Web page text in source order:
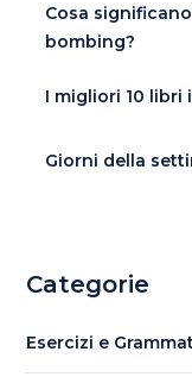
Cosa
bombing?
I migliori 10 libri
Giorni della
Categorie
Esercizi e